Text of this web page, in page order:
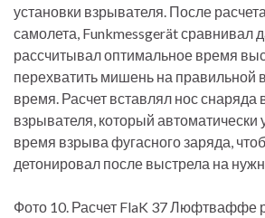
установки взрывателя. После
самолета, Funkmessgerät сравнивал
рассчитывал оптимальное время
перехватить мишень на правильной
время. Расчет вставлял нос снаряда
взрывателя, который автоматически
время взрыва фугасного заряда,
детонировал после выстрела на
Фото 10. Расчет FlaK 37 Люфтваффе